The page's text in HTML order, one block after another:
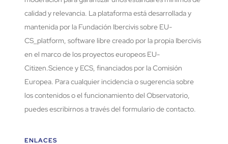
calidad y relevancia. La plataforma está desarrollada y
mantenida por la Fundación Ibercivis sobre EU-
CS_platform, software libre creado por la propia Ibercivis
en el marco de los proyectos europeos EU-
Citizen.Science y ECS, financiados por la Comisión
Europea. Para cualquier incidencia o sugerencia sobre
los contenidos o el funcionamiento del Observatorio,
puedes escribirnos a través del formulario de contacto.
ENLACES